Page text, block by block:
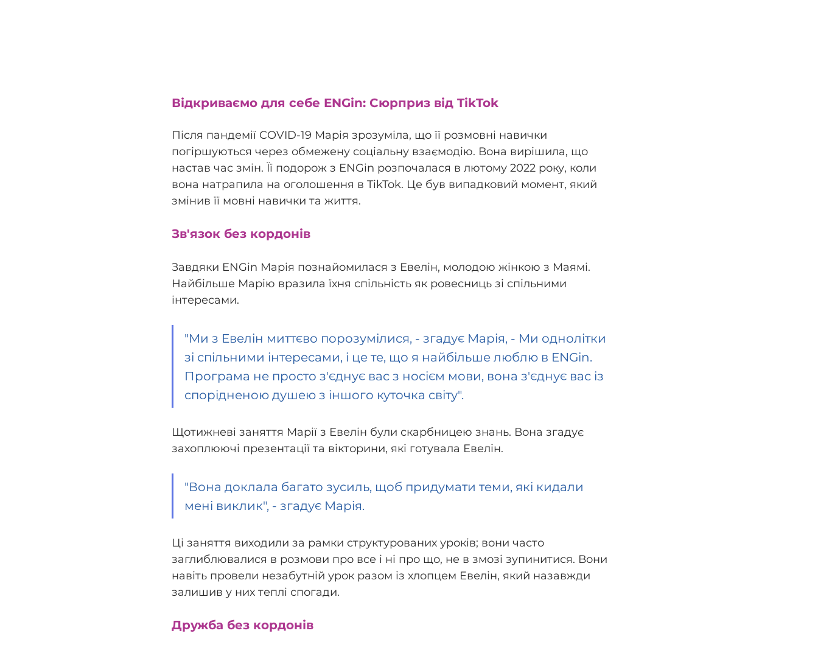
Відкриваємо для себе ENGin: Сюрприз від TikTok
Після пандемії COVID-19 Марія зрозуміла, що її розмовні навички
погіршуються через обмежену соціальну взаємодію. Вона вирішила, що
настав час змін. Її подорож з ENGin розпочалася в лютому 2022 року, коли
вона натрапила на оголошення в TikTok. Це був випадковий момент, який
змінив її мовні навички та життя.
Зв'язок без кордонів
Завдяки ENGin Марія познайомилася з Евелін, молодою жінкою з Маямі.
Найбільше Марію вразила їхня спільність як ровесниць зі спільними
інтересами.
"Ми з Евелін миттєво порозумілися, - згадує Марія, - Ми однолітки
зі спільними інтересами, і це те, що я найбільше люблю в ENGin.
Програма не просто з'єднує вас з носієм мови, вона з'єднує вас із
спорідненою душею з іншого куточка світу".
Щотижневі заняття Марії з Евелін були скарбницею знань. Вона згадує
захоплюючі презентації та вікторини, які готувала Евелін.
"Вона доклала багато зусиль, щоб придумати теми, які кидали
мені виклик", - згадує Марія.
Ці заняття виходили за рамки структурованих уроків; вони часто
заглиблювалися в розмови про все і ні про що, не в змозі зупинитися. Вони
навіть провели незабутній урок разом із хлопцем Евелін, який назавжди
залишив у них теплі спогади.
Дружба без кордонів